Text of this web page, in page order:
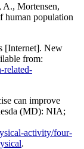
A., Mortensen,
human population
[Internet]. New
from:
related-
can improve
(MD): NIA;
activity/four-
.